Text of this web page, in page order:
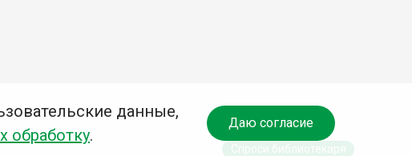
данные,
обработку.
Даю согласие
Спроси библиотекаря